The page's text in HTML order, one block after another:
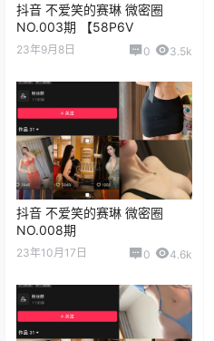
抖音 不爱笑的赛琳 微密圈
NO.003期 【58P6V
23年9月8日 0 3.5k
抖音 不爱笑的赛琳 微密圈
NO.008期
23年10月17日 0 4.6k